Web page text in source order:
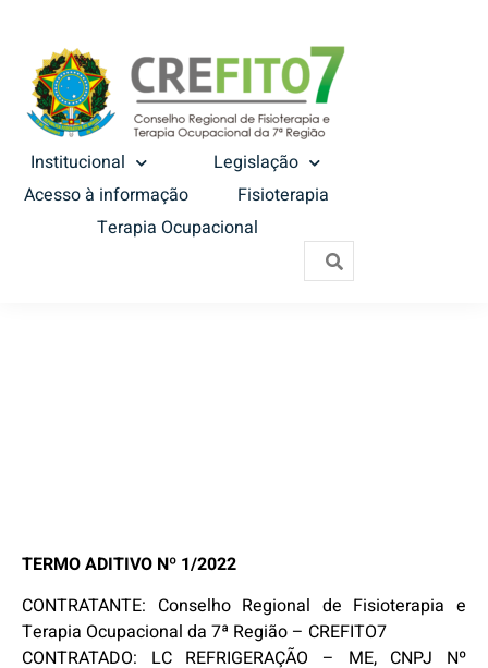
Institucional
Legislação
Acesso à informação
Fisioterapia
Terapia Ocupacional
TERMO ADITIVO Nº 1/2022
CONTRATANTE: Conselho Regional de Fisioterapia e
Terapia Ocupacional da 7ª Região – CREFITO7
CONTRATADO: LC REFRIGERAÇÃO – ME, CNPJ Nº